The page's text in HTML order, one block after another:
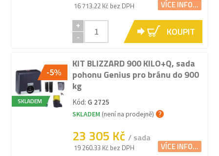
16 713.22 Kč bez DPH VÍCE INFO...
+
-
KOUPIT
-5%
SKLADEM
KIT BLIZZARD 900 KILO+Q, sada
pohonu Genius pro bránu do 900
kg
Kód: G 2725
SKLADEM (není na prodejně)
23 305 Kč / sada
19 260.33 Kč bez DPH VÍCE INFO...